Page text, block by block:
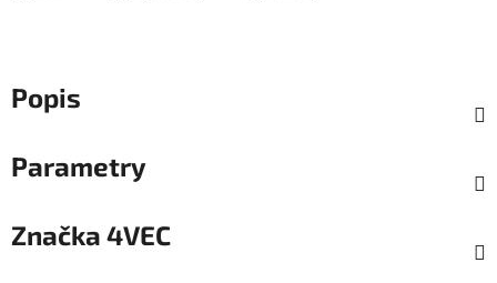
Popis
Parametry
Značka 4VEC